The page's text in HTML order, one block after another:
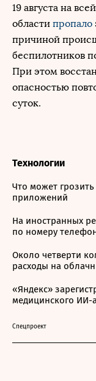
19 августа на
области пропало
причиной
беспилотников
При этом
опасностью
суток.
Технологии
Что может
приложений
На иностранных
по номеру
Около четверти
расходы на
«Яндекс»
медицинского ИИ-
Спецпроект